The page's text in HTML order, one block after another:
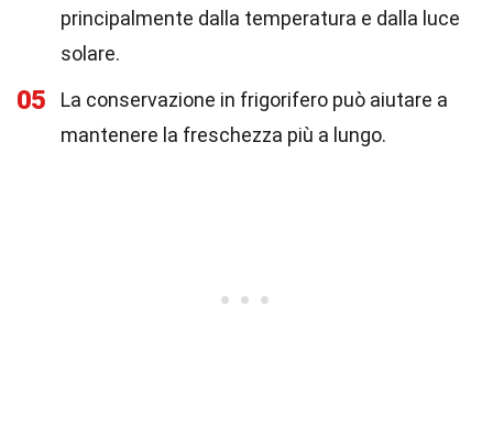
principalmente dalla temperatura e dalla luce
solare.
05
La conservazione in frigorifero può aiutare a
mantenere la freschezza più a lungo.